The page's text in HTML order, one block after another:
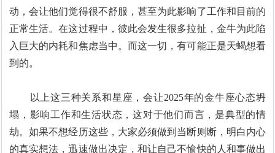
动，会让他们觉得很不舒服，甚至为此影响了工作和目前的
正常生活。在这过程中，彼此会发生很多拉扯，金牛为此陷
入巨大的内耗和焦虑当中。而这一切，有可能正是天蝎想看
到的。
以上这三种关系和星座，会让2025年的金牛座心态坍
塌，影响工作和生活状态，这对于他们而言，是典型的情
劫。如果不想经历这些，大家必须做到当断则断，明白内心
的真实想法，迅速做出决定，和让自己不愉快的人和事做出